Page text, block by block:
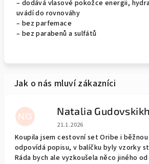
– dodává vlasové pokožce energii,
uvádí do rovnováhy
– bez parfemace
– bez parabenů a sulfátů
NG Natalia Gudovskikh
Hodnocení obchodu je 5 z 5
21.1.2026
Koupila jsem cestovní set Oribe i
odpovídá popisu, v balíčku byly vzorky
Ráda bych ale vyzkoušela něco jiného